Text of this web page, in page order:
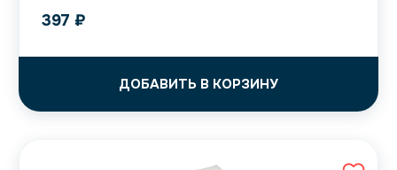
397 ₽
ДОБАВИТЬ В КОРЗИНУ